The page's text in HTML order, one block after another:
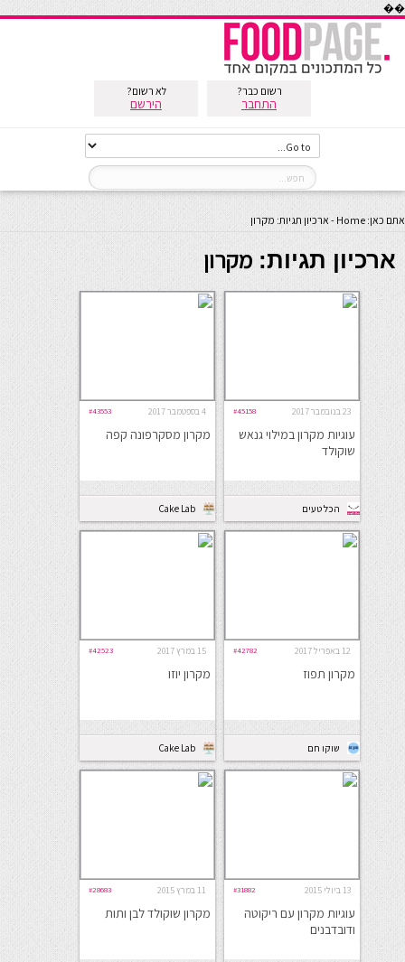
��
רשום כבר?
התחבר
לא רשום?
הירשם
אתם כאן: Home
- ארכיון תגיות: מקרון
ארכיון תגיות: מקרון
23 בנובמבר 2017 #45158
עוגיות מקרון במילוי גנאש
שוקולד
הכל טעים
4 בספטמבר 2017 #43553
מקרון מסקרפונה קפה
Cake Lab
12 באפריל 2017 #42782
מקרון תפוז
שוקו חם
15 במרץ 2017 #42523
מקרון יוזו
Cake Lab
13 ביולי 2015 #31882
עוגיות מקרון עם ריקוטה
ודובדבנים
11 במרץ 2015 #28683
מקרון שוקולד לבן ותות